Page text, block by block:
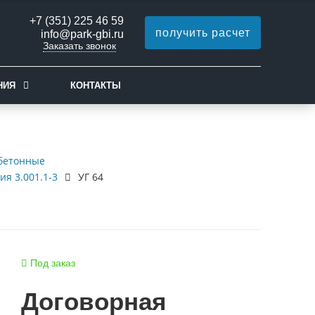
+7 (351) 225 46 59
info@park-gbi.ru
Заказать звонок
получить расчет
КОНТАКТЫ
3.001.1-3
УГ 64
Под заказ
Договорная